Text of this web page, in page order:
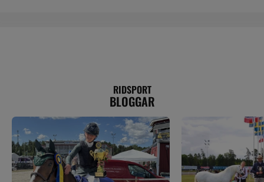
RIDSPORT
BLOGGAR